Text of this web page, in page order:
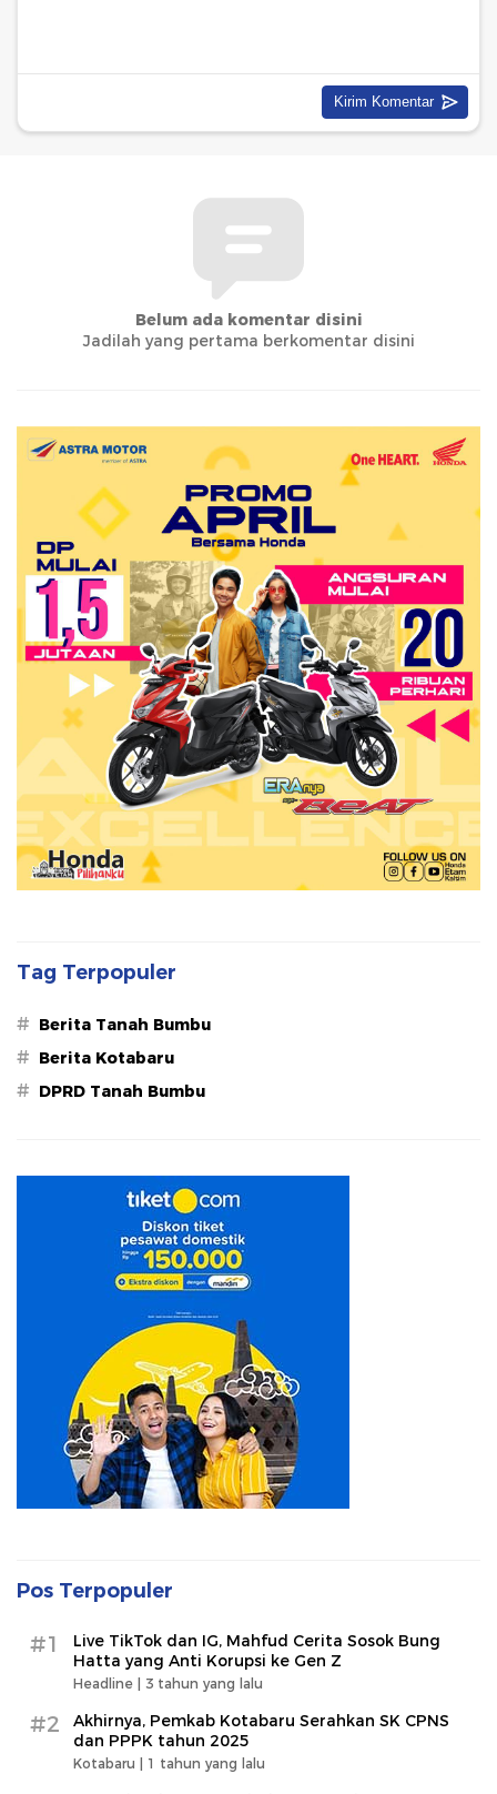
Belum ada komentar disini
Jadilah yang pertama berkomentar disini
Tag Terpopuler
# Berita Tanah Bumbu
# Berita Kotabaru
# DPRD Tanah Bumbu
Pos Terpopuler
#1
Live TikTok dan IG, Mahfud Cerita Sosok Bung
Hatta yang Anti Korupsi ke Gen Z
Headline | 3 tahun yang lalu
#2
Akhirnya, Pemkab Kotabaru Serahkan SK CPNS
dan PPPK tahun 2025
Kotabaru | 1 tahun yang lalu